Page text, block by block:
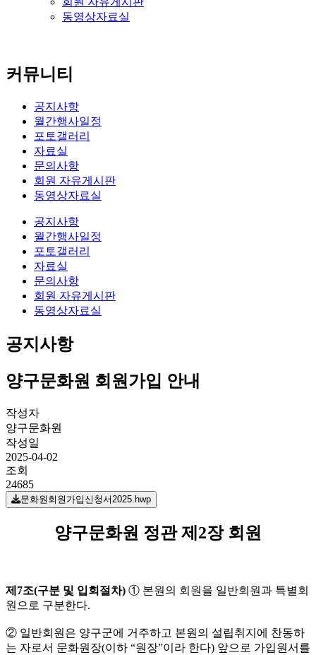
동영상자료실
커뮤니티
공지사항
월간행사일정
포토갤러리
자료실
문의사항
회원 자유게시판
동영상자료실
공지사항
월간행사일정
포토갤러리
자료실
문의사항
회원 자유게시판
동영상자료실
공지사항
양구문화원 회원가입 안내
작성자
양구문화원
작성일
2025-04-02
조회
24685
문화원회원가입신청서2025.hwp
양구문화원 정관 제2장 회원
제 7조(구분 및 입회절차) ① 본원의 회원을 일반회원과 특별회
원으로 구분한다.
② 일반회원은 양구군에 거주하고 본원의 설립취지에 찬동하
는 자로서 문화원장(이하 “원장”이라 한다) 앞으로 가입원서를